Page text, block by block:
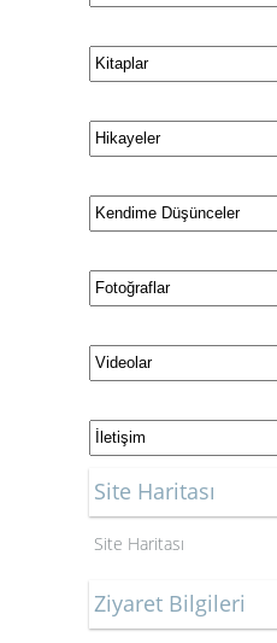
Site Haritası
Site Haritası
Ziyaret Bilgileri